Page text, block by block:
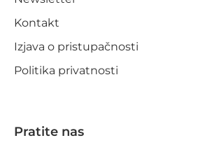
Kontakt
Izjava o pristupačnosti
Politika privatnosti
Pratite nas